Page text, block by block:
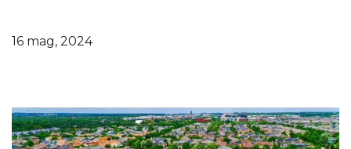
16 mag, 2024